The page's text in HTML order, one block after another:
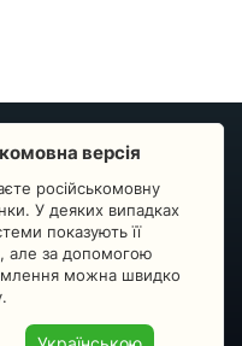
изменений
страны
підписника
версія
російськомовну
У деяких випадках
показують її
але за допомогою
можна швидко